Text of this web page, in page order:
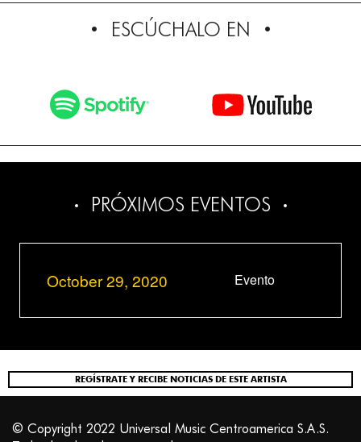
ESCÚCHALO EN
PRÓXIMOS EVENTOS
October 29, 2020 Evento
REGÍSTRATE Y RECIBE NOTICIAS DE ESTE ARTISTA
© Copyright 2022 Universal Music Centroamerica S.A.S.